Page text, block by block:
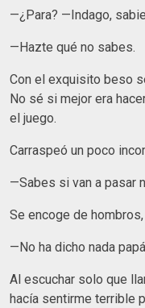
—¿Para? —Indago,
—Hazte qué no sabes.
Con el exquisito beso
No sé si mejor era
el juego.
Carraspeó un poco
—Sabes si van a pasar
Se encoge de
—No ha dicho nada
Al escuchar solo que
hacía sentirme terrible